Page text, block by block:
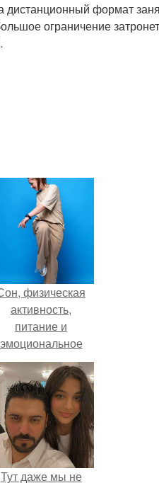
дистанционный формат
ограничение
физическая
активность,
питание и
эмоциональное
состояние!
Тут даже мы не